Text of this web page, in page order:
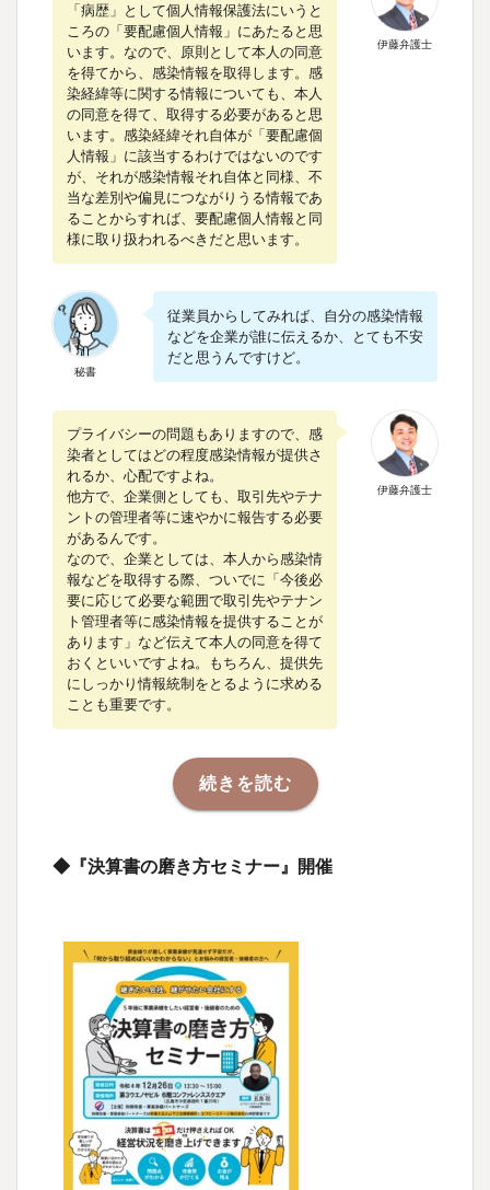
伊藤弁護士
「病歴」として個人情報保護法にいうと
ころの「要配慮個人情報」にあたると思
います。なので、原則として本人の同意
を得てから、感染情報を取得します。感
染経緯等に関する情報についても、本人
の同意を得て、取得する必要があると思
います。感染経緯それ自体が「要配慮個
人情報」に該当するわけではないのです
が、それが感染情報それ自体と同様、不
当な差別や偏見につながりうる情報であ
ることからすれば、要配慮個人情報と同
様に取り扱われるべきだと思います。
秘書
従業員からしてみれば、自分の感染情報
などを企業が誰に伝えるか、とても不安
だと思うんですけど。
伊藤弁護士
プライバシーの問題もありますので、感
染者としてはどの程度感染情報が提供さ
れるか、心配ですよね。
他方で、企業側としても、取引先やテナ
ントの管理者等に速やかに報告する必要
があるんです。
なので、企業としては、本人から感染情
報などを取得する際、ついでに「今後必
要に応じて必要な範囲で取引先やテナン
ト管理者等に感染情報を提供することが
あります」など伝えて本人の同意を得て
おくといいですよね。もちろん、提供先
にしっかり情報統制をとるように求める
ことも重要です。
続きを読む
◆『決算書の磨き方セミナー』開催